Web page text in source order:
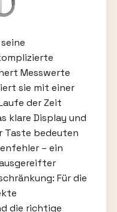
Messwerte
sie mit einer
der Zeit
klare Display und
Taste bedeuten
– ein
Für die
die richtige